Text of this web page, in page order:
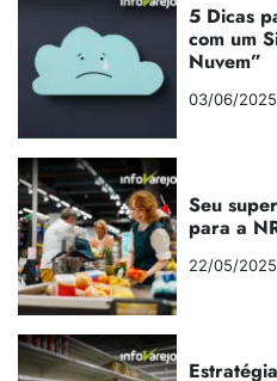
5 Dicas
com um
Nuvem”
03/06/2025
Seu
para a
22/05/2025